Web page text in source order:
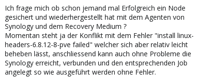
Ich frage mich ob schon jemand mal Erfolgreich ein Node
gesichert und wiederhergestellt hat mit dem Agenten von
Synology und dem Recovery Medium ?
Momentan steht ja der Konflikt mit dem Fehler "install linux-
headers-6.8.12-8-pve failed" welcher sich aber relativ leicht
beheben lässt, anschliessend kann auch ohne Probleme die
Synology erreicht, verbunden und den entsprechenden Job
angelegt so wie ausgeführt werden ohne Fehler.